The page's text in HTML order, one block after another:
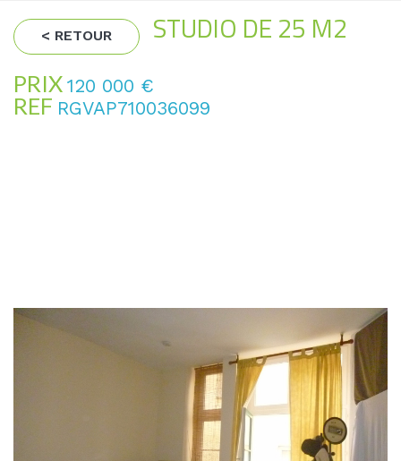
< RETOUR STUDIO DE 25 M2
PRIX 120 000 €
REF RGVAP710036099